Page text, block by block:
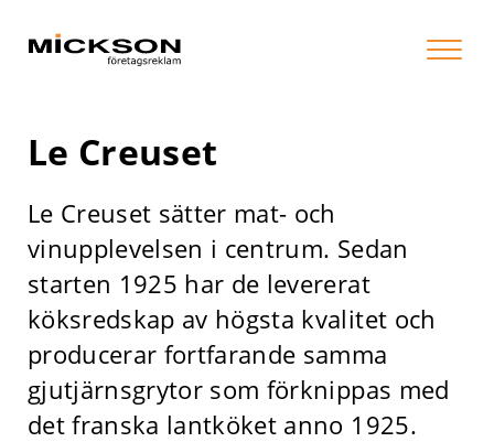
Le Creuset
Le Creuset sätter mat- och
vinupplevelsen i centrum. Sedan
starten 1925 har de levererat
köksredskap av högsta kvalitet och
producerar fortfarande samma
gjutjärnsgrytor som förknippas med
det franska lantköket anno 1925.